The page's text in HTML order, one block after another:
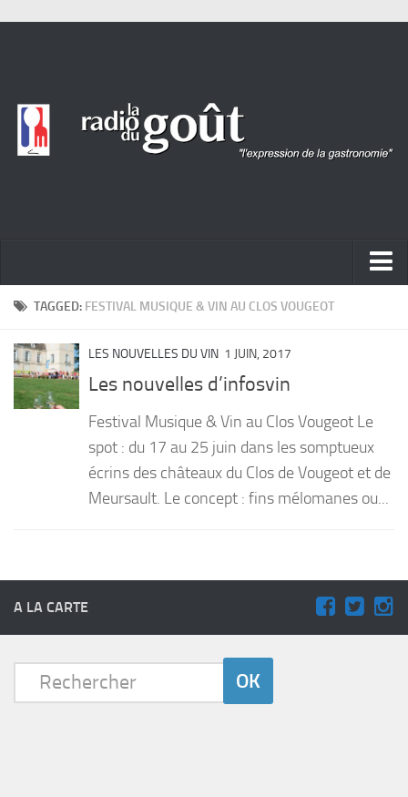
ACTUALITÉ
PORTRAITS
LIVRES
TAGGED: FESTIVAL MUSIQUE & VIN AU CLOS VOUGEOT
LES NOUVELLES DU VIN 1 JUIN, 2017
Les nouvelles d’infosvin
Festival Musique & Vin au Clos Vougeot Le
spot : du 17 au 25 juin dans les somptueux
écrins des châteaux du Clos de Vougeot et de
Meursault. Le concept : fins mélomanes ou...
A LA CARTE